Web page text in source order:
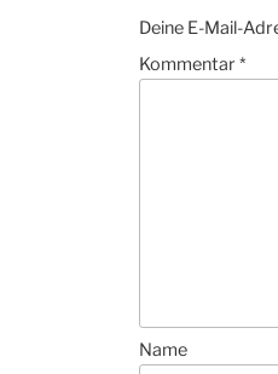
Deine E-Mail-
Kommentar*
Name